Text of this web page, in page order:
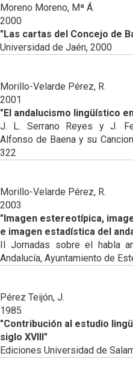
Moreno Moreno, Mª Á.
2000
"Las cartas del Concejo de
Universidad de Jaén, 2000
Morillo-Velarde Pérez, R.
2001
"El andalucismo lingüístico
J. L. Serrano Reyes y J.
Alfonso de Baena y su
322
Morillo-Velarde Pérez, R.
2003
"Imagen estereotípica,
e imagen estadística del
II Jornadas sobre el habla
Andalucía, Ayuntamiento de
Pérez Teijón, J.
1985
"Contribución al estudio
siglo XVIII"
Ediciones Universidad de